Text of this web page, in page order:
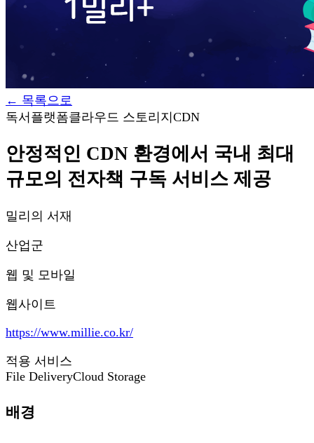
← 목록으로
독서플랫폼클라우드 스토리지 CDN
안정적인 CDN 환경에서 국내 최대
규모의 전자책 구독 서비스 제공
밀리의 서재
산업군
웹 및 모바일
웹사이트
https://www.millie.co.kr/
적용 서비스
File DeliveryCloud Storage
배경